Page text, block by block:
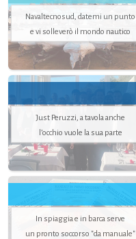
Navaltecnosud, datemi un punto
e vi solleverò il mondo nautico
Just Peruzzi, a tavola anche
l’occhio vuole la sua parte
In spiaggia e in barca serve
un pronto soccorso "da manuale"